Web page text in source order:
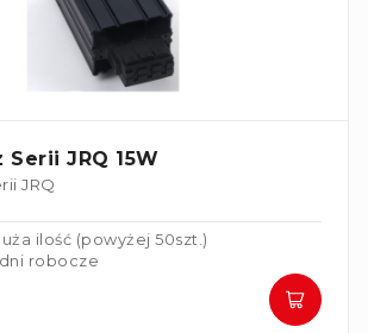
JRQ 15W
JRQ
ilość (powyżej 50szt.)
dni robocze